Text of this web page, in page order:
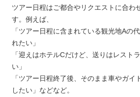
ツアー日程はご都合やリクエストに合わ
す。例えば、
「ツアー日程に含まれている観光地Aの
れたい」
「迎えはホテルCだけど、送りはレスト
い」
「ツアー日程終了後、そのまま車やガイ
したい」などなど。